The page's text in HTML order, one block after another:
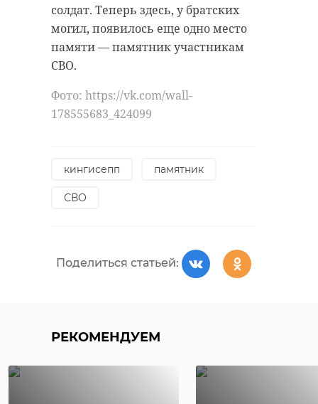
солдат. Теперь здесь, у братских
могил, появилось еще одно место
памяти — памятник участникам
СВО.
Фото: https://vk.com/wall-
178555683_424099
кингисепп памятник
СВО
Поделиться статьей:
РЕКОМЕНДУЕМ